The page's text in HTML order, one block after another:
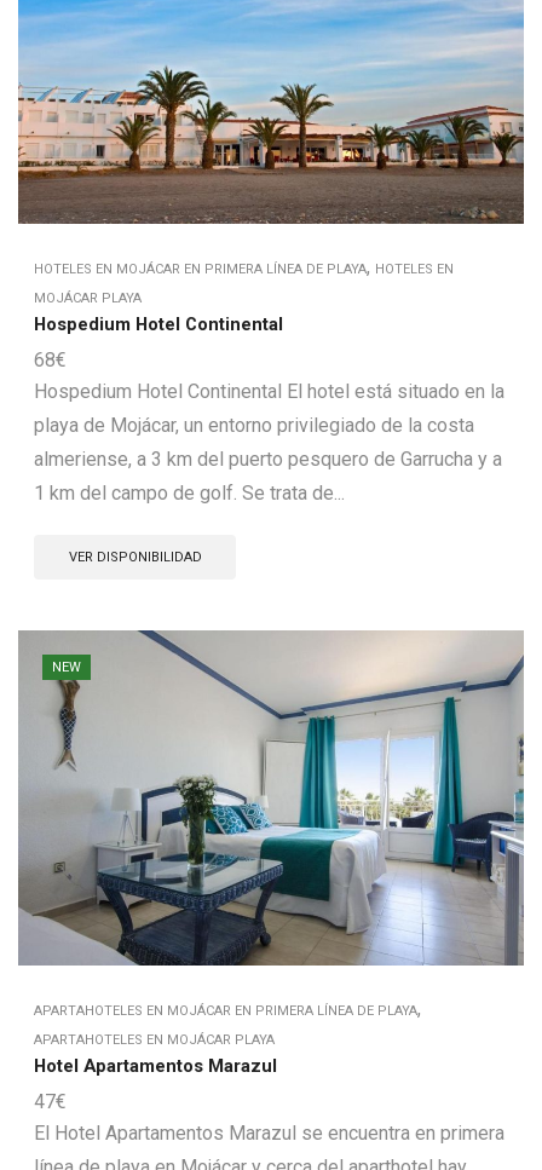
HOTELES EN MOJÁCAR EN PRIMERA LÍNEA DE PLAYA, HOTELES EN
MOJÁCAR PLAYA
Hospedium Hotel Continental
68€
Hospedium Hotel Continental El hotel está situado en la
playa de Mojácar, un entorno privilegiado de la costa
almeriense, a 3 km del puerto pesquero de Garrucha y a
1 km del campo de golf. Se trata de...
VER DISPONIBILIDAD
NEW
APARTAHOTELES EN MOJÁCAR EN PRIMERA LÍNEA DE PLAYA,
APARTAHOTELES EN MOJÁCAR PLAYA
Hotel Apartamentos Marazul
47€
El Hotel Apartamentos Marazul se encuentra en primera